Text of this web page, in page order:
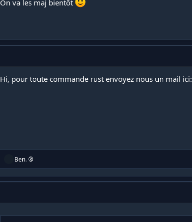
On va les maj bientôt
Hi, pour toute commande rust envoyez nous un mail ici:
R
a
c
n
Ben. ®